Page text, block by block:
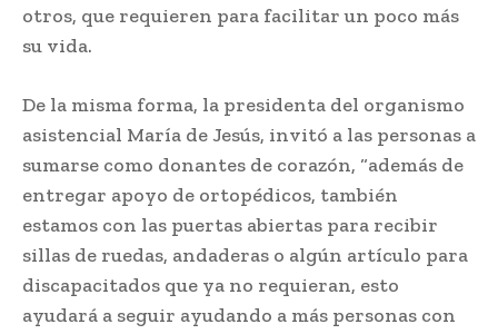
otros, que requieren para facilitar un poco más
su vida.
De la misma forma, la presidenta del organismo
asistencial María de Jesús, invitó a las personas a
sumarse como donantes de corazón, “además de
entregar apoyo de ortopédicos, también
estamos con las puertas abiertas para recibir
sillas de ruedas, andaderas o algún artículo para
discapacitados que ya no requieran, esto
ayudará a seguir ayudando a más personas con